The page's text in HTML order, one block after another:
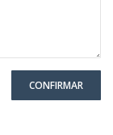
CONFIRMAR